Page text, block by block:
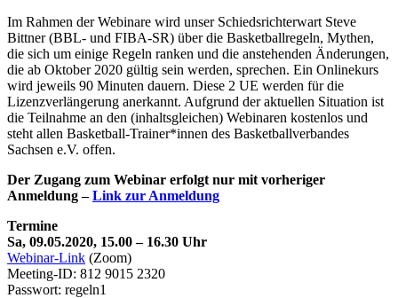
Im Rahmen der Webinare wird unser Schiedsrichterwart Steve
Bittner (BBL- und FIBA-SR) über die Basketballregeln, Mythen,
die sich um einige Regeln ranken und die anstehenden Änderungen,
die ab Oktober 2020 gültig sein werden, sprechen. Ein Onlinekurs
wird jeweils 90 Minuten dauern. Diese 2 UE werden für die
Lizenzverlängerung anerkannt. Aufgrund der aktuellen Situation ist
die Teilnahme an den (inhaltsgleichen) Webinaren kostenlos und
steht allen Basketball-Trainer*innen des Basketballverbandes
Sachsen e.V. offen.
Der Zugang zum Webinar erfolgt nur mit vorheriger
Anmeldung –Link zur Anmeldung
Termine
Sa, 09.05.2020, 15.00 – 16.30 Uhr
Webinar-Link (Zoom)
Meeting-ID: 812 9015 2320
Passwort: regeln1